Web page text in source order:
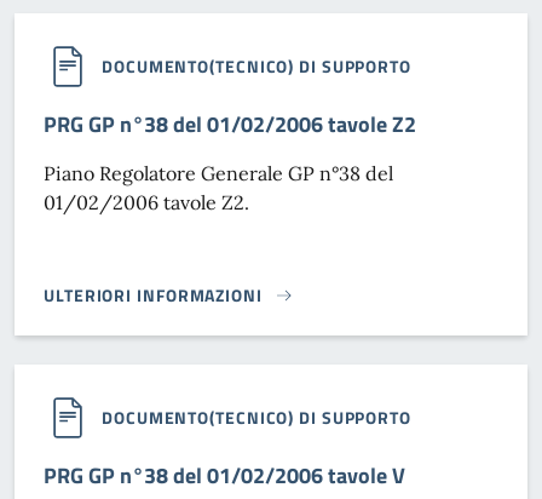
DOCUMENTO(TECNICO) DI SUPPORTO
PRG GP n°38 del 01/02/2006 tavole Z2
Piano Regolatore Generale GP n°38 del
01/02/2006 tavole Z2.
ULTERIORI INFORMAZIONI
PRG GP N°38 DEL 01/02/2006 TAVOLE Z2}
DOCUMENTO(TECNICO) DI SUPPORTO
PRG GP n°38 del 01/02/2006 tavole V